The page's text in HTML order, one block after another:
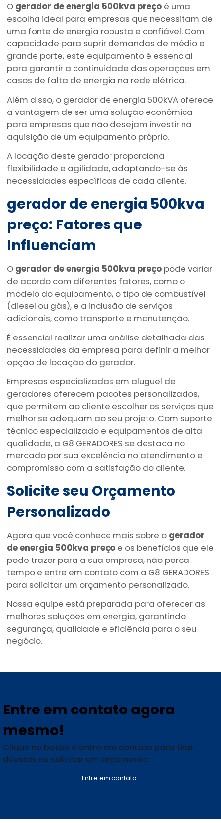
O gerador de energia 500kva preço é uma
escolha ideal para empresas que necessitam de
uma fonte de energia robusta e confiável. Com
capacidade para suprir demandas de médio e
grande porte, este equipamento é essencial
para garantir a continuidade das operações em
casos de falta de energia na rede elétrica.
Além disso, o gerador de energia 500kVA oferece
a vantagem de ser uma solução econômica
para empresas que não desejam investir na
aquisição de um equipamento próprio.
A locação deste gerador proporciona
flexibilidade e agilidade, adaptando-se às
necessidades específicas de cada cliente.
gerador de energia 500kva
preço: Fatores que
Influenciam
O gerador de energia 500kva preço pode variar
de acordo com diferentes fatores, como o
modelo do equipamento, o tipo de combustível
(diesel ou gás), e a inclusão de serviços
adicionais, como transporte e manutenção.
É essencial realizar uma análise detalhada das
necessidades da empresa para definir a melhor
opção de locação do gerador.
Empresas especializadas em aluguel de
geradores oferecem pacotes personalizados,
que permitem ao cliente escolher os serviços que
melhor se adequam ao seu projeto. Com suporte
técnico especializado e equipamentos de alta
qualidade, a G8 GERADORES se destaca no
mercado por sua excelência no atendimento e
compromisso com a satisfação do cliente.
Solicite seu Orçamento
Personalizado
Agora que você conhece mais sobre o gerador
de energia 500kva preço e os benefícios que ele
pode trazer para a sua empresa, não perca
tempo e entre em contato com a G8 GERADORES
para solicitar um orçamento personalizado.
Nossa equipe está preparada para oferecer as
melhores soluções em energia, garantindo
segurança, qualidade e eficiência para o seu
negócio.
Entre em contato agora
mesmo!
Clique no botão e entre em contato para tirar
dúvidas ou solicitar um orçamento
Entre em contato